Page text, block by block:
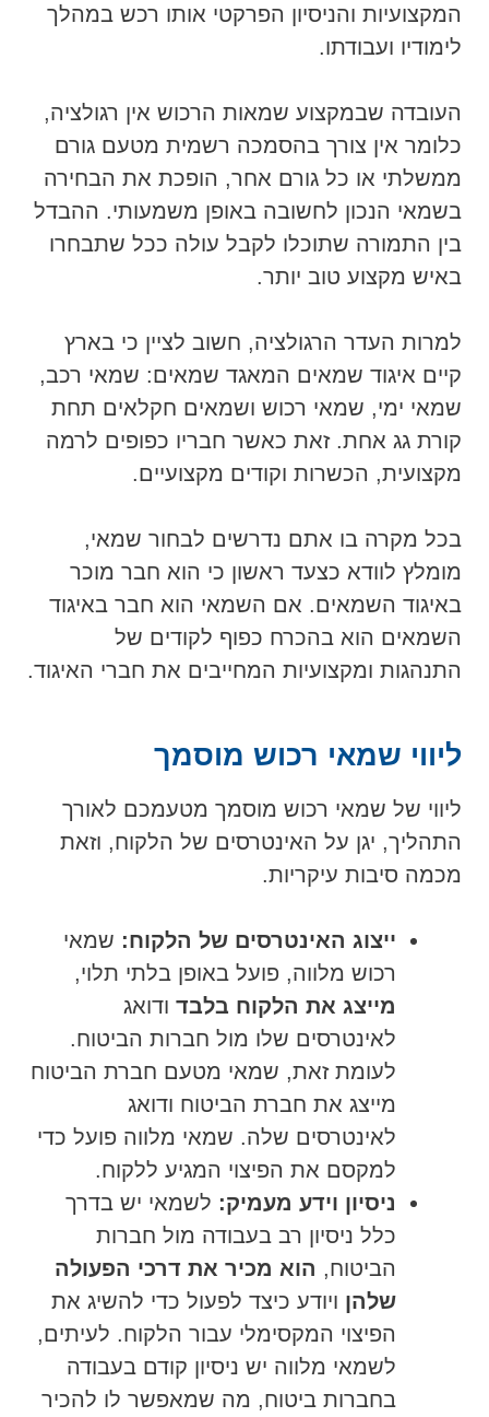
המקצועיות והניסיון הפרקטי אותו רכש במהלך
לימודיו ועבודתו.
העובדה שבמקצוע שמאות הרכוש אין רגולציה,
כלומר אין צורך בהסמכה רשמית מטעם גורם
ממשלתי או כל גורם אחר, הופכת את הבחירה
בשמאי הנכון לחשובה באופן משמעותי. ההבדל
בין התמורה שתוכלו לקבל עולה ככל שתבחרו
באיש מקצוע טוב יותר.
למרות העדר הרגולציה, חשוב לציין כי בארץ
קיים איגוד שמאים המאגד שמאים: שמאי רכב,
שמאי ימי, שמאי רכוש ושמאים חקלאים תחת
קורת גג אחת. זאת כאשר חבריו כפופים לרמה
מקצועית, הכשרות וקודים מקצועיים.
בכל מקרה בו אתם נדרשים לבחור שמאי,
מומלץ לוודא כצעד ראשון כי הוא חבר מוכר
באיגוד השמאים. אם השמאי הוא חבר באיגוד
השמאים הוא בהכרח כפוף לקודים של
התנהגות ומקצועיות המחייבים את חברי האיגוד.
ליווי שמאי רכוש מוסמך
ליווי של שמאי רכוש מוסמך מטעמכם לאורך
התהליך, יגן על האינטרסים של הלקוח, וזאת
מכמה סיבות עיקריות.
ייצוג האינטרסים של הלקוח: שמאי
רכוש מלווה, פועל באופן בלתי תלוי,
מייצג את הלקוח בלבד ודואג
לאינטרסים שלו מול חברות הביטוח.
לעומת זאת, שמאי מטעם חברת הביטוח
מייצג את חברת הביטוח ודואג
לאינטרסים שלה. שמאי מלווה פועל כדי
למקסם את הפיצוי המגיע ללקוח.
ניסיון וידע מעמיק: לשמאי יש בדרך
כלל ניסיון רב בעבודה מול חברות
הביטוח, הוא מכיר את דרכי הפעולה
שלהן ויודע כיצד לפעול כדי להשיג את
הפיצוי המקסימלי עבור הלקוח. לעיתים,
לשמאי מלווה יש ניסיון קודם בעבודה
בחברות ביטוח, מה שמאפשר לו להכיר